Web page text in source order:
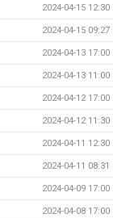
2024-04-15 12:30
2024-04-15 09:27
2024-04-13 17:00
2024-04-13 11:00
2024-04-12 17:00
2024-04-12 11:30
2024-04-11 12:30
2024-04-11 08:31
2024-04-09 17:00
2024-04-08 17:00